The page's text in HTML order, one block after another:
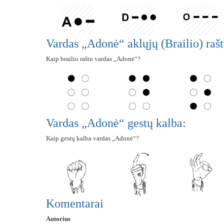
Vardas „Adonė“ aklųjų (Brailio)
Kaip brailio raštu vardas „Adonė“?
Vardas „Adonė“ gestų kalba:
Kaip gestų kalba vardas „Adonė“?
Komentarai
Autorius